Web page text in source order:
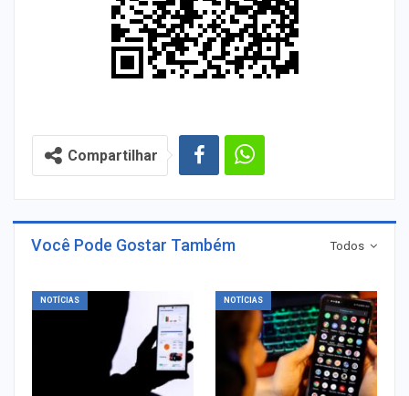
Compartilhar
Todos
Você Pode Gostar Também
NOTÍCIAS NOTÍCIAS